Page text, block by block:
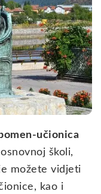
učionica
školi,
možete vidjeti
kao i